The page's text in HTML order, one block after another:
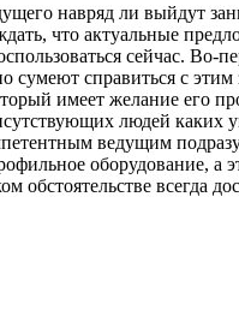
навряд ли выйдут
что актуальные
сейчас. Во-
справиться с
имеет желание его
людей каких
ведущим
оборудование, а
обстоятельстве всегда